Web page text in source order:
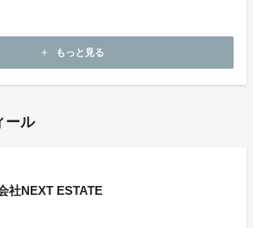
add もっと見る
ール
社NEXT ESTATE